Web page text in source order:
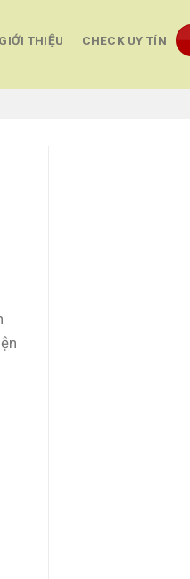
GIỚI THIỆU CHECK UY TÍN